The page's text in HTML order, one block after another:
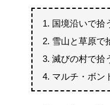
国境沿いで拾
雪山と草原で
滅びの村で拾
マルチ・ボン